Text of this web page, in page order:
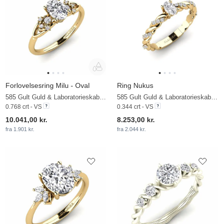
Forlovelsesring Milu - Oval
0.768 crt - VS
10.041,00 kr.
fra 1.901 kr.
Ring Nukus
0.344 crt - VS
8.253,00 kr.
fra 2.044 kr.